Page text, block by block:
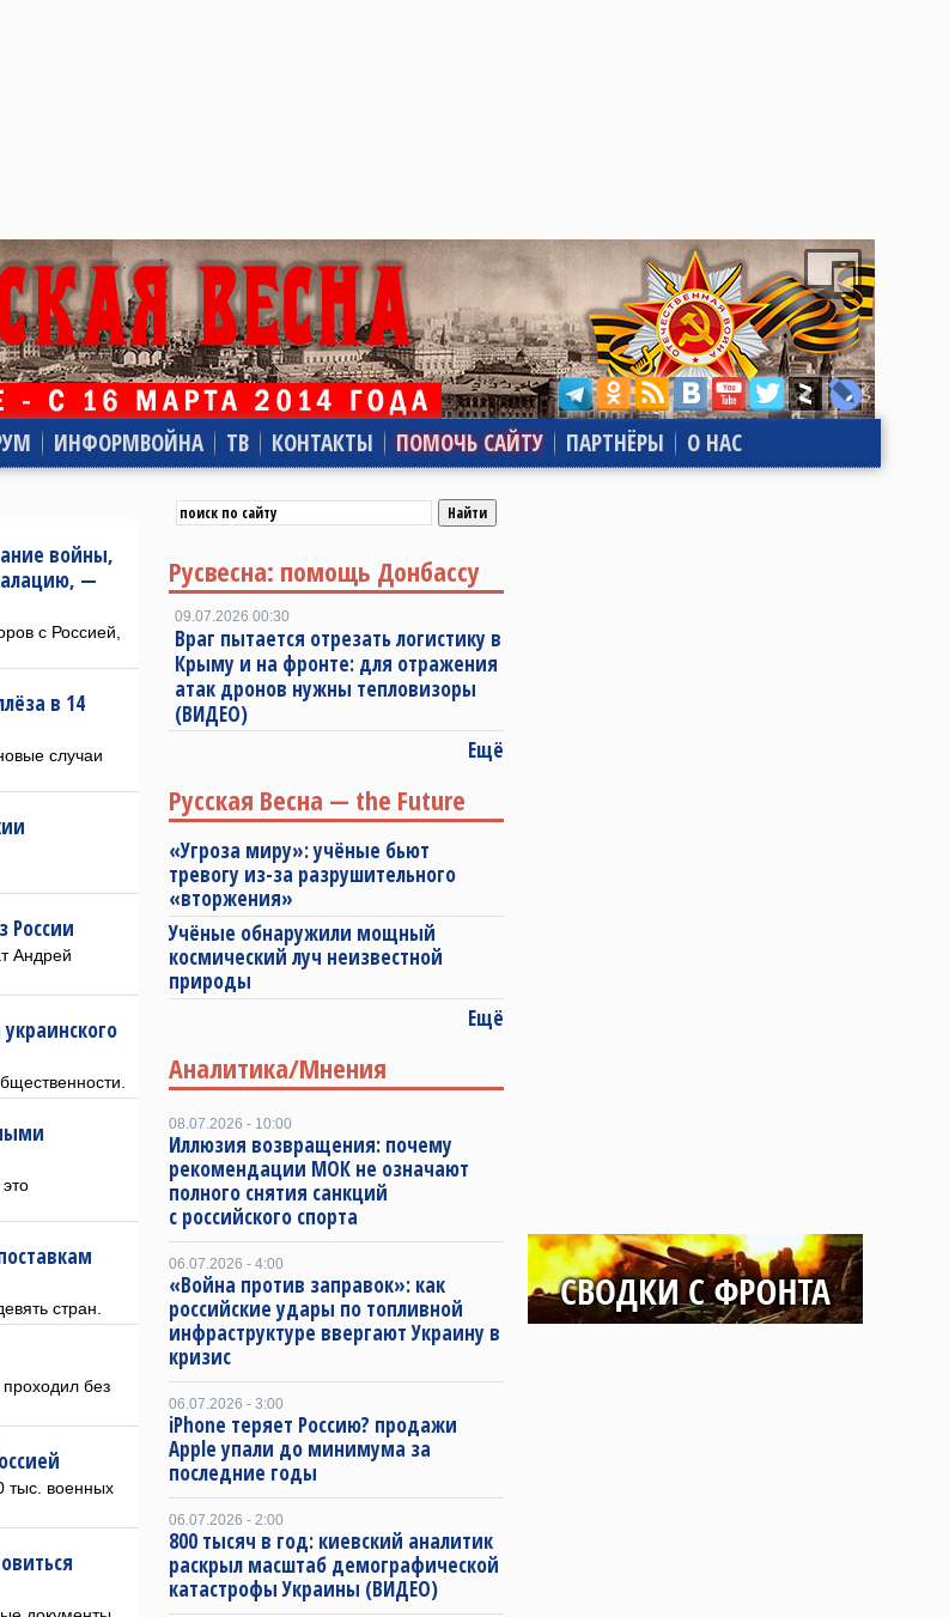
ИНФОРМВОЙНА ТВ КОНТАКТЫ ПОМОЧЬ САЙТУ ПАРТНЁРЫ О НАС
войны,
—
с Россией,
в 14
случаи
России
Андрей
стран.
без
тыс. военных
Русвесна: помощь Донбассу
09.07.2026 00:30
Враг пытается отрезать логистику в
Крыму и на фронте: для отражения
атак дронов нужны тепловизоры
(ВИДЕО)
Ещё
Русская Весна — the Future
«Угроза миру»: учёные бьют
тревогу из-за разрушительного
«вторжения»
Учёные обнаружили мощный
космический луч неизвестной
природы
Ещё
Аналитика/Мнения
08.07.2026 - 10:00
Иллюзия возвращения: почему
рекомендации МОК не означают
полного снятия санкций
с российского спорта
06.07.2026 - 4:00
«Война против заправок»: как
российские удары по топливной
инфраструктуре ввергают Украину в
кризис
06.07.2026 - 3:00
iPhone теряет Россию? продажи
Apple упали до минимума за
последние годы
06.07.2026 - 2:00
800 тысяч в год: киевский аналитик
раскрыл масштаб демографической
катастрофы Украины (ВИДЕО)